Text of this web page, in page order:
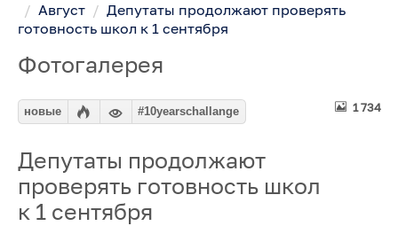
/ Август /
Депутаты продолжают проверять
готовность школ к 1 сентября
Фотогалерея
1 734
новые #10yearschallange
Депутаты продолжают
проверять готовность школ
к 1 сентября